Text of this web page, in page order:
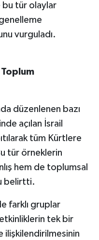
tür olaylar
vurguladı.
düzenlenen bazı
açılan İsrail
tüm Kürtlere
tür örneklerin
hem de toplumsal
belirtti.
farklı gruplar
tek bir
ilişkilendirilmesinin